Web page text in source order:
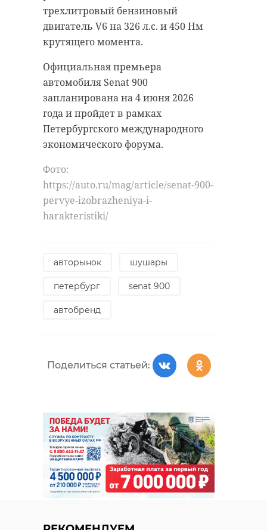
трехлитровый бензиновый
двигатель V6 на 326 л.с. и 450 Нм
крутящего момента.
Официальная премьера
автомобиля Senat 900
запланирована на 4 июня 2026
года и пройдет в рамках
Петербургского международного
экономического форума.
Фото:
https://auto.ru/mag/article/senat-900-
pervye-izobrazheniya-i-
harakteristiki/
авторынок шушары
петербург senat 900
автобренд
Поделиться статьей: